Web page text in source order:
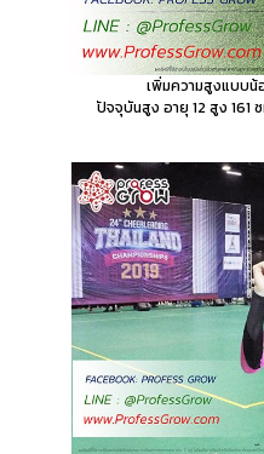
เพิ่มความสูงแบบน้
ปัจจุบันสูง อายุ 12 สูง 161